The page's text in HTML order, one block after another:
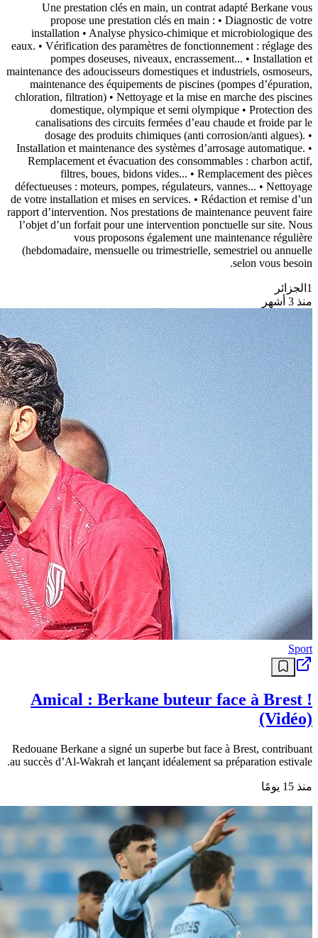
Une prestation clés en main, un contrat adapté Berkane vous
propose une prestation clés en main : • Diagnostic de votre
installation • Analyse physico-chimique et microbiologique des
eaux. • Vérification des paramètres de fonctionnement : réglage des
pompes doseuses, niveaux, encrassement... • Installation et
maintenance des adoucisseurs domestiques et industriels, osmoseurs,
maintenance des équipements de piscines (pompes d’épuration,
chloration, filtration) • Nettoyage et la mise en marche des piscines
domestique, olympique et semi olympique • Protection des
canalisations des circuits fermées d’eau chaude et froide par le
dosage des produits chimiques (anti corrosion/anti algues). •
Installation et maintenance des systèmes d’arrosage automatique. •
Remplacement et évacuation des consommables : charbon actif,
filtres, boues, bidons vides... • Remplacement des pièces
défectueuses : moteurs, pompes, régulateurs, vannes... • Nettoyage
de votre installation et mises en services. • Rédaction et remise d’un
rapport d’intervention. Nos prestations de maintenance peuvent faire
l’objet d’un forfait pour une intervention ponctuelle sur site. Nous
vous proposons également une maintenance régulière
(hebdomadaire, mensuelle ou trimestrielle, semestriel ou annuelle
selon vous besoin.
1 الجزائر
منذ 3 أشهر
Sport
Amical : Berkane buteur face à Brest !
(Vidéo)
Redouane Berkane a signé un superbe but face à Brest, contribuant
au succès d’Al-Wakrah et lançant idéalement sa préparation estivale.
منذ 15 يومًا